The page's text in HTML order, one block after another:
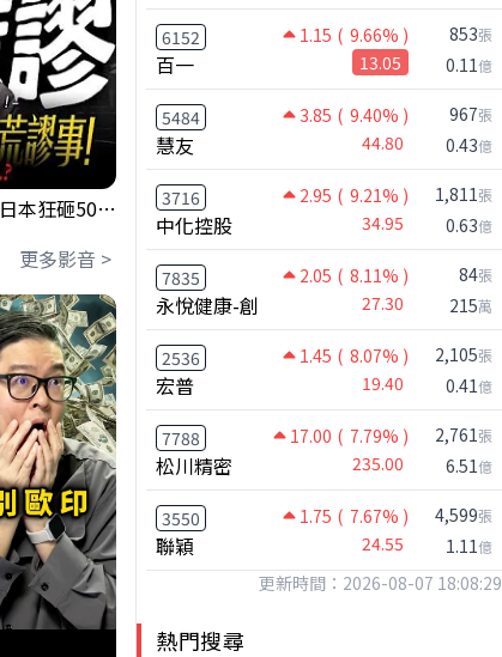
【出事啦】美國淪小偷！？聯手日本狂砸50億幹荒謬事！美元急殺黃金噴發，外資準備血洗台股！？｜ Mr.永年 李｜ 盤後講股 Mr.永年 李 2026 / 08 / 06
更多影音 >
6152 1.15 ( 9.66% )
百一 13.05
853張
0.11億
5484 3.85 ( 9.40% )
慧友 44.80
967張
0.43億
3716 2.95 ( 9.21% )
中化控股 34.95
1,811張
0.63億
7835 2.05 ( 8.11% )
永悅健康-創 27.30
84張
215萬
2536 1.45 ( 8.07% )
宏普 19.40
2,105張
0.41億
7788 17.00 ( 7.79% )
松川精密 235.00
2,761張
6.51億
3550 1.75 ( 7.67% )
聯穎 24.55
4,599張
1.11億
更新時間：2026-08-07 18:08:29
熱門搜尋